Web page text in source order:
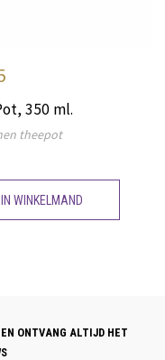
350 ml.
theepot
IN WINKELMAND
ONTVANG ALTIJD HET